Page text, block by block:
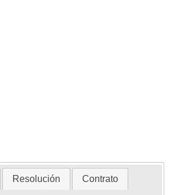
Resolución Contrato